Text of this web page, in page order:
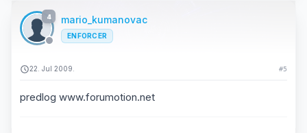
4 mario_kumanovac
ENFORCER
22. Jul 2009. #5
predlog www.forumotion.net